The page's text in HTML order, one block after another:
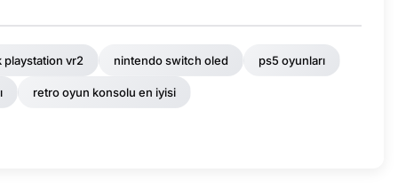
playstation vr2 nintendo switch oled ps5 oyunları
retro oyun konsolu en iyisi